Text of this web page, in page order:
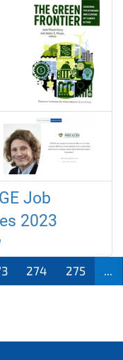
Job
2023
274 275 ...